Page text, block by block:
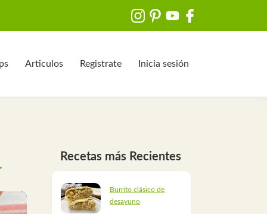
Articulos Registrate Inicia sesión
Recetas más Recientes
Burrito clásico de
desayuno